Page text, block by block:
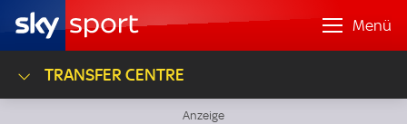
Menü
TRANSFER CENTRE